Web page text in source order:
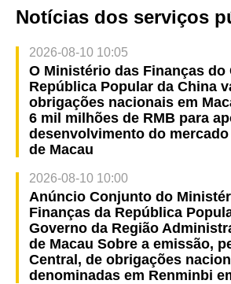
Notícias dos serviços
2026-08-10 10:05
O Ministério das Finanças do
República Popular da China
obrigações nacionais em
6 mil milhões de RMB para
desenvolvimento do
de Macau
2026-08-10 10:00
Anúncio Conjunto do
Finanças da República
Governo da Região
de Macau Sobre a emissão,
Central, de obrigações
denominadas em Renminbi